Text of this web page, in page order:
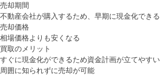
売却期間
不動産会社が購入するため、早期に現金化できる
売却価格
相場価格よりも安くなる
買取のメリット
すぐに現金化ができるため資金計画が立てやすい
周囲に知られずに売却が可能